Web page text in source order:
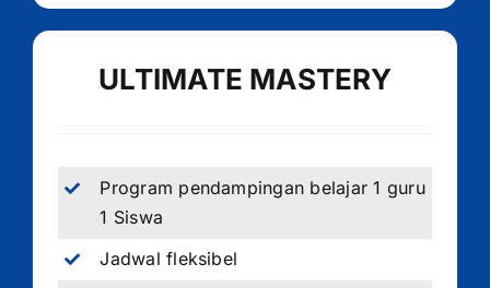
ULTIMATE MASTERY
Program pendampingan belajar 1 guru
1 Siswa
Jadwal fleksibel